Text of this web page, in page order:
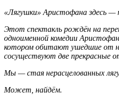
«Лягушки» Аристофана здесь —
Этот спектакль рождён на
одноименной комедии
котором обитают ушедшие от
сосуществуют две прекрасные
Мы — стая нерасцелованных
Может, найдём.